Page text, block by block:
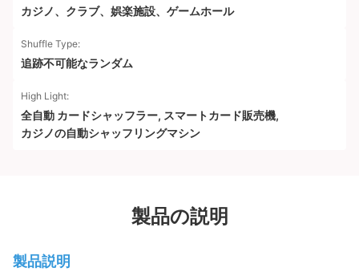
カジノ、クラブ、娯楽施設、ゲームホール
Shuffle Type:
追跡不可能なランダム
High Light:
全自動 カードシャッフラー, スマートカード販売機,
カジノの自動シャッフリングマシン
製品の説明
製品説明